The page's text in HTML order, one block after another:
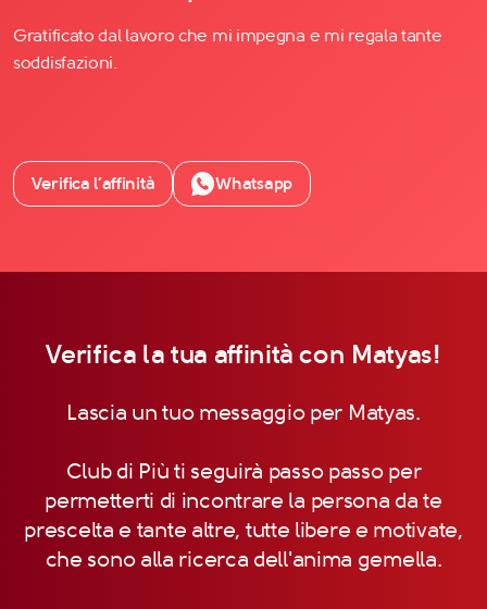
Gratificato dal lavoro che mi impegna e mi regala tante
soddisfazioni.
Verifica l’affinità Whatsapp
Verifica la tua affinità con Matyas!
Lascia un tuo messaggio per Matyas.
Club di Più ti seguirà passo passo per
permetterti di incontrare la persona da te
prescelta e tante altre, tutte libere e motivate,
che sono alla ricerca dell'anima gemella.